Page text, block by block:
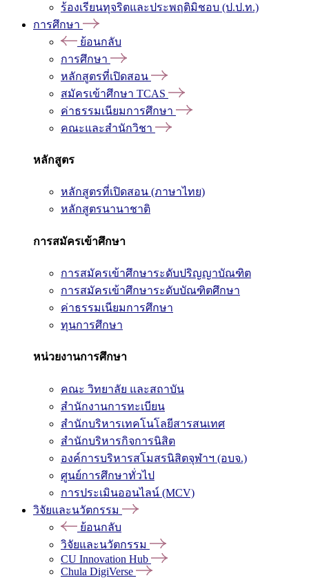
ร้องเรียนทุจริตและประพฤติมิชอบ (ป.ป.ท.)
การศึกษา
ย้อนกลับ
การศึกษา
หลักสูตรที่เปิดสอน
สมัครเข้าศึกษา TCAS
ค่าธรรมเนียมการศึกษา
คณะและสำนักวิชา
หลักสูตร
หลักสูตรที่เปิดสอน (ภาษาไทย)
หลักสูตรนานาชาติ
การสมัครเข้าศึกษา
การสมัครเข้าศึกษาระดับปริญญาบัณฑิต
การสมัครเข้าศึกษาระดับบัณฑิตศึกษา
ค่าธรรมเนียมการศึกษา
ทุนการศึกษา
หน่วยงานการศึกษา
คณะ วิทยาลัย และสถาบัน
สำนักงานการทะเบียน
สำนักบริหารเทคโนโลยีสารสนเทศ
สำนักบริหารกิจการนิสิต
องค์การบริหารสโมสรนิสิตจุฬาฯ (อบจ.)
ศูนย์การศึกษาทั่วไป
การประเมินออนไลน์ (MCV)
วิจัยและนวัตกรรม
ย้อนกลับ
วิจัยและนวัตกรรม
CU Innovation Hub
Chula DigiVerse